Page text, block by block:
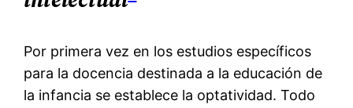
Por primera vez en los estudios específicos
para la docencia destinada a la educación de
la infancia se establece la optatividad. Todo